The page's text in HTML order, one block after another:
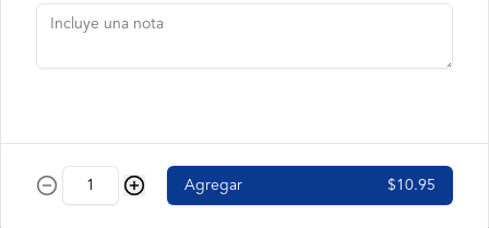
Agregar $10.95